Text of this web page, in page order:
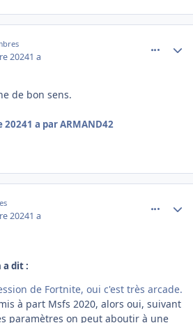
20241 a
de bon sens.
20241 a par ARMAND42
20241 a
a dit :
de Fortnite, oui c'est très arcade.
à part Msfs 2020, alors oui, suivant
paramètres on peut aboutir à une